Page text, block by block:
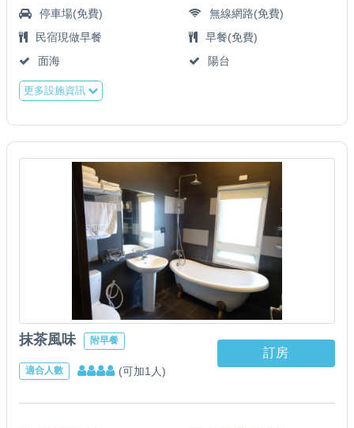
停車場(免費)
無線網路(免費)
民宿現做早餐
早餐(免費)
面海
陽台
更多設施資訊
抹茶風味 附早餐
適合人數 (可加1人)
訂房